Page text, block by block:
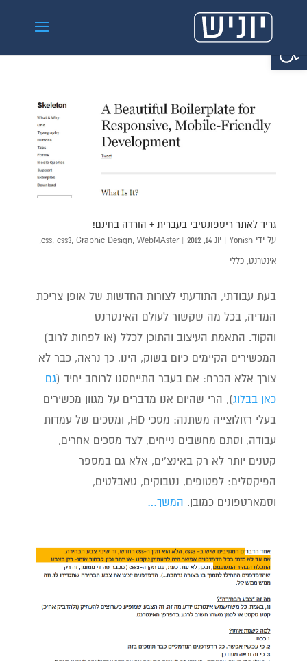
פתח סרגל נגישות
גריד לאתר ריספונסיבי בעברית + הורדה בחינם!
על ידי Yonish
| יונ 14, 2012 |
css,css3,Graphic Design,WebMAster
,
אינטרנט, כללי
בעת עבודתי, התודעתי לצורות החדשות של אופן צריכת
המדיה, בכל מה שקשור לעולם האינטרנט
והקוד. התאמת העיצוב והתוכן לכלל (או לפחות לרוב)
המכשירים הקיימים כיום בשוק, הינו, כך נראה, כבר לא
צורך אלא הכרח: אם בעבר התייחסנו לרוחב יחיד (גם
כאן בבלוג), הרי שהיום אנו מדברים על מגוון מכשירים
בעלי רזולוצייה משתנה: מסכי HD, ומסכים של עמדות
עבודה, וסתם מחשבים נייחים, לצד מסכים אחרים,
קטנים יותר לא רק באינצ'ים, אלא גם במספר
הפיקסלים: לפטופים, נטבוקים, טאבלטים,
וסמארטפונים כמובן. המשך…